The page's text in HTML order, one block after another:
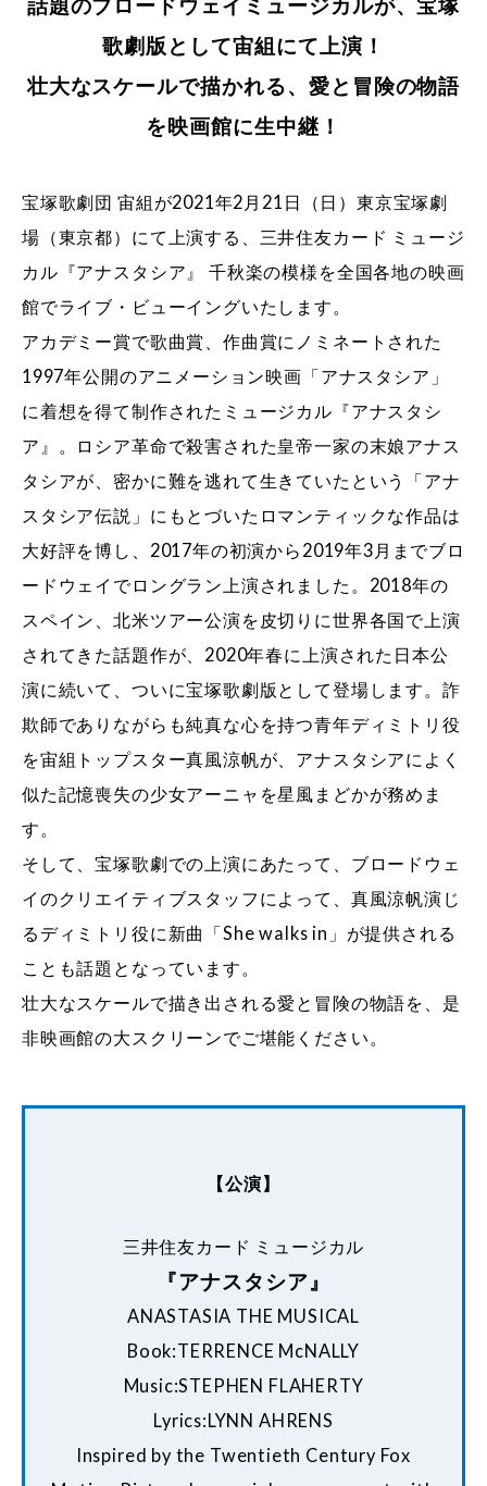
話題のブロードウェイミュージカルが、宝塚
歌劇版として宙組にて上演！
壮大なスケールで描かれる、愛と冒険の物語
を映画館に生中継！
宝塚歌劇団 宙組が2021年2月21日（日）東京宝塚劇
場（東京都）にて上演する、三井住友カード ミュージ
カル『アナスタシア』 千秋楽の模様を全国各地の映画
館でライブ・ビューイングいたします。
アカデミー賞で歌曲賞、作曲賞にノミネートされた
1997年公開のアニメーション映画「アナスタシア」
に着想を得て制作されたミュージカル『アナスタシ
ア』。ロシア革命で殺害された皇帝一家の末娘アナス
タシアが、密かに難を逃れて生きていたという「アナ
スタシア伝説」にもとづいたロマンティックな作品は
大好評を博し、2017年の初演から2019年3月までブロ
ードウェイでロングラン上演されました。2018年の
スペイン、北米ツアー公演を皮切りに世界各国で上演
されてきた話題作が、2020年春に上演された日本公
演に続いて、ついに宝塚歌劇版として登場します。詐
欺師でありながらも純真な心を持つ青年ディミトリ役
を宙組トップスター真風涼帆が、アナスタシアによく
似た記憶喪失の少女アーニャを星風まどかが務めま
す。
そして、宝塚歌劇での上演にあたって、ブロードウェ
イのクリエイティブスタッフによって、真風涼帆演じ
るディミトリ役に新曲「She walks in」が提供される
ことも話題となっています。
壮大なスケールで描き出される愛と冒険の物語を、是
非映画館の大スクリーンでご堪能ください。
【公演】
三井住友カード ミュージカル
『アナスタシア』
ANASTASIA THE MUSICAL
Book:TERRENCE McNALLY
Music:STEPHEN FLAHERTY
Lyrics:LYNN AHRENS
Inspired by the Twentieth Century Fox